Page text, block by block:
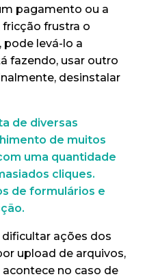
pagamento ou a
frustra o
pode levá-lo a
fazendo, usar outro
desinstalar
de diversas
de muitos
uma quantidade
cliques.
de formulários e
ações dos
upload de arquivos,
no caso de